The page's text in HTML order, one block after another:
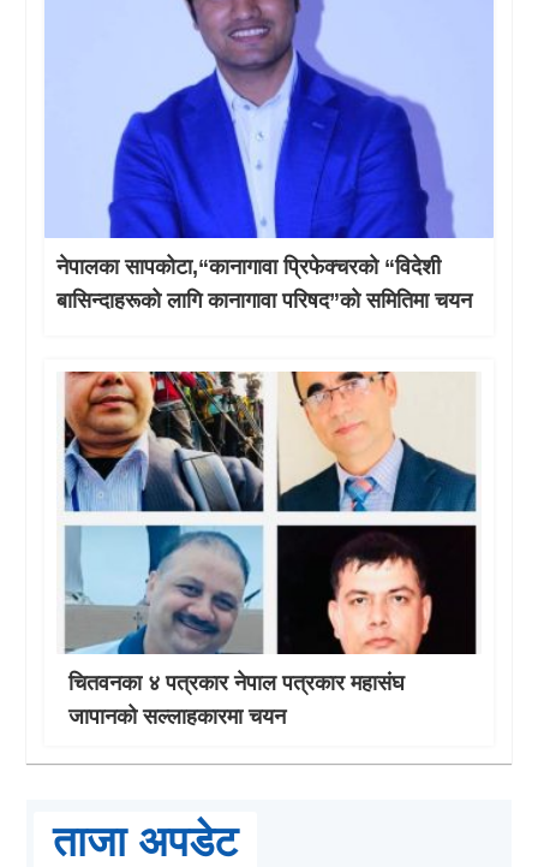
नेपालका सापकोटा,“कानागावा प्रिफेक्चरको “विदेशी
बासिन्दाहरूको लागि कानागावा परिषद”को समितिमा चयन
चितवनका ४ पत्रकार नेपाल पत्रकार महासंघ
जापानको सल्लाहकारमा चयन
ताजा अपडेट